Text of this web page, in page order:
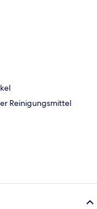
Reinigungsmittel